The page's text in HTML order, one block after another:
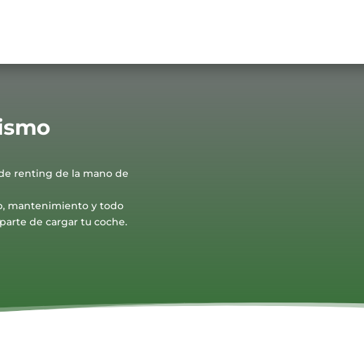
renting de la mano de
mantenimiento y todo
de cargar tu coche.